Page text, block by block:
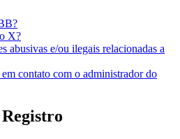
X?
abusivas e/ou ilegais relacionadas a
contato com o administrador do